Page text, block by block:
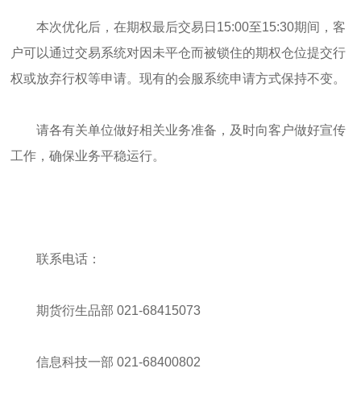
本次优化后，在期权最后交易日15:00至15:30期间，客
户可以通过交易系统对因未平仓而被锁住的期权仓位提交行
权或放弃行权等申请。现有的会服系统申请方式保持不变。
请各有关单位做好相关业务准备，及时向客户做好宣传
工作，确保业务平稳运行。
联系电话：
期货衍生品部 021-68415073
信息科技一部 021-68400802